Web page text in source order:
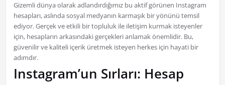
Gizemli dünya olarak adlandırdığımız bu aktif görünen Instagram
hesapları, aslında sosyal medyanın karmaşık bir yönünü temsil
ediyor. Gerçek ve etkili bir topluluk ile iletişim kurmak isteyenler
için, hesapların arkasındaki gerçekleri anlamak önemlidir. Bu,
güvenilir ve kaliteli içerik üretmek isteyen herkes için hayati bir
adımdır.
Instagram’un Sırları: Hesap